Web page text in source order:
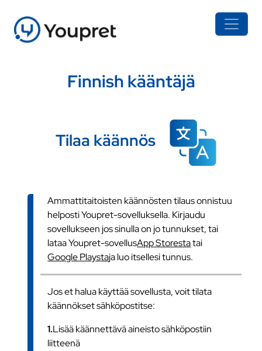
Finnish kääntäjä
Tilaa käännös
Ammattitaitoisten käännösten tilaus onnistuu
helposti Youpret-sovelluksella. Kirjaudu
sovellukseen jos sinulla on jo tunnukset, tai
lataa Youpret-sovellusApp Storestatai
Google Playstaja luo itsellesi tunnus.
Jos et halua käyttää sovellusta, voit tilata
käännökset sähköpostitse:
1.Lisää käännettävä aineisto sähköpostiin
liitteenä